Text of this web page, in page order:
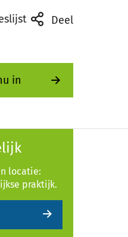
Deel
in
locatie:
praktijk.